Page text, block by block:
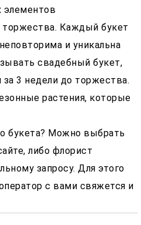
элементов
торжества. Каждый букет
и уникальна
свадебный букет,
3 недели до торжества.
растения, которые
букета? Можно выбрать
либо флорист
запросу. Для этого
с вами свяжется и